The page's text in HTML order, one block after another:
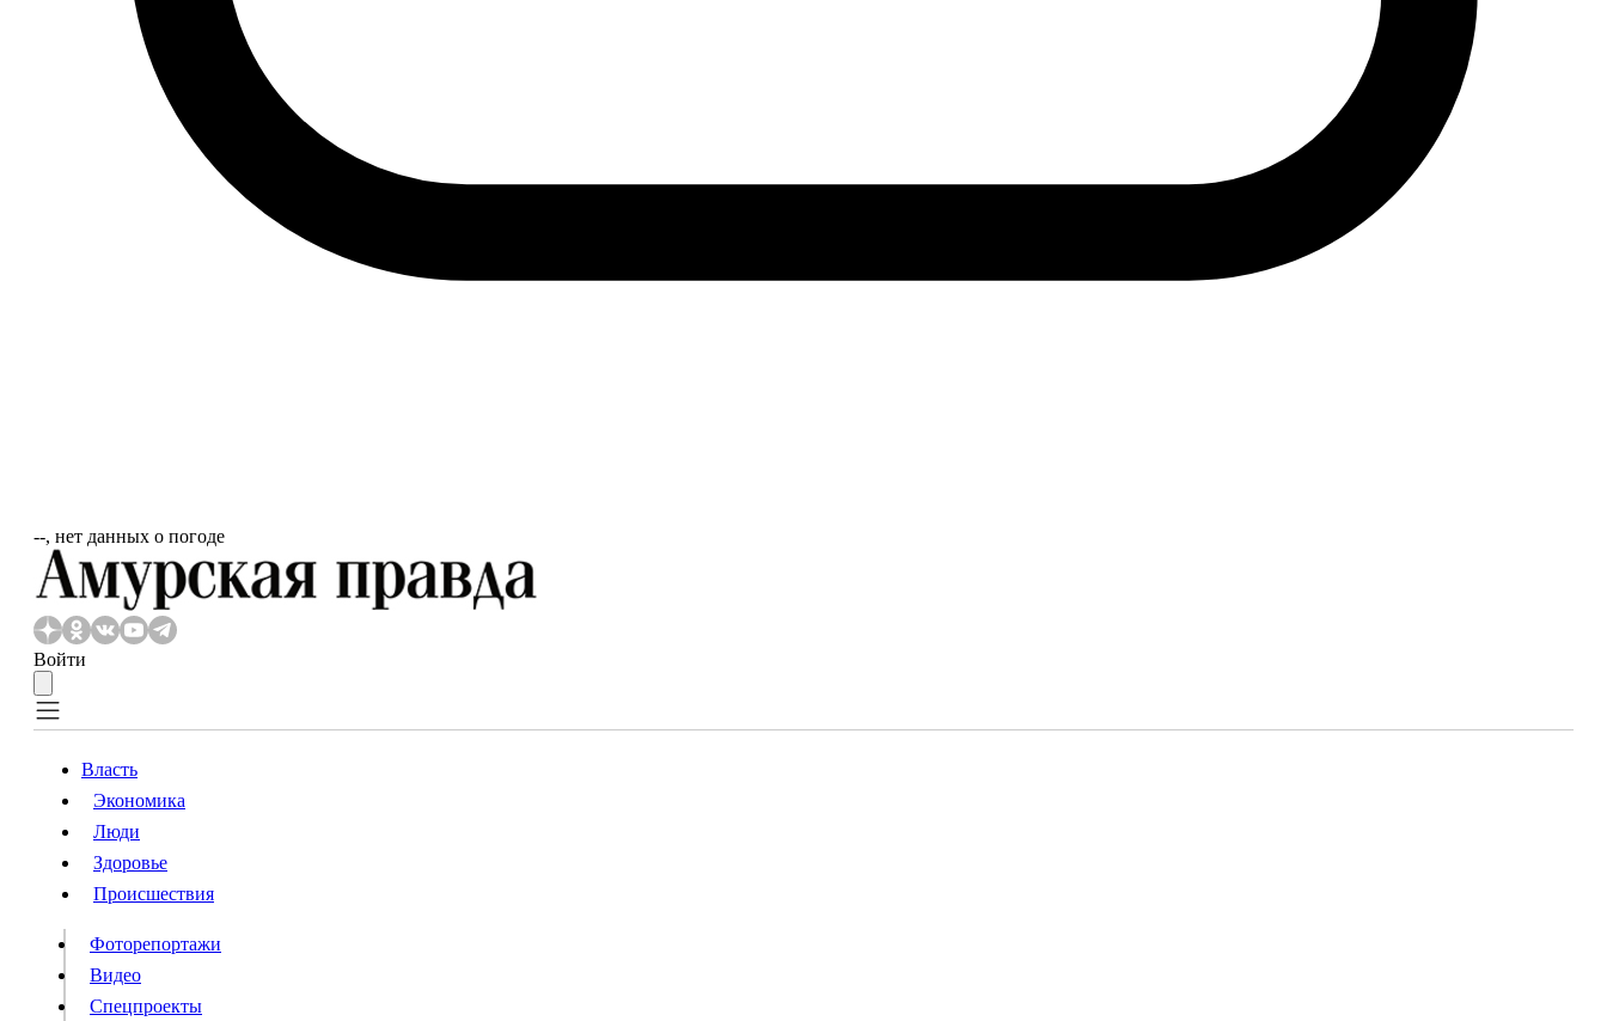
‐‐, нет данных о погоде
Войти
Власть
Происшествия
Видео
Конкурсы
Власть
Экономика
Люди
Здоровье
Происшествия
Фоторепортажи
Видео
Спецпроекты